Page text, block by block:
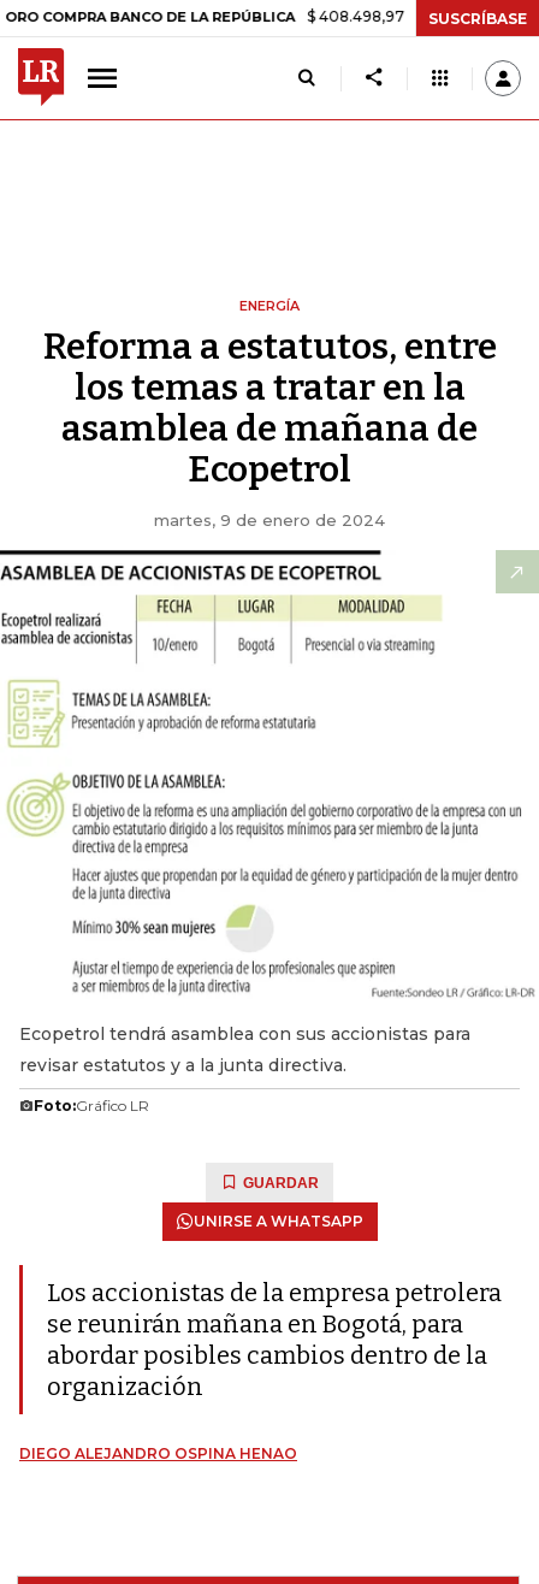
BANCO DE LA REPÚBLICA $ 408.498,97 +$ 8.753,81 +2,19%
SUSCRÍBASE
ENERGÍA
Reforma a estatutos, entre
los temas a tratar en la
asamblea de mañana de
Ecopetrol
martes, 9 de enero de 2024
Ecopetrol tendrá asamblea con sus accionistas para
revisar estatutos y a la junta directiva.
Foto:Gráfico LR
GUARDAR
UNIRSE A WHATSAPP
Los accionistas de la empresa petrolera
se reunirán mañana en Bogotá, para
abordar posibles cambios dentro de la
organización
DIEGO ALEJANDRO OSPINA HENAO